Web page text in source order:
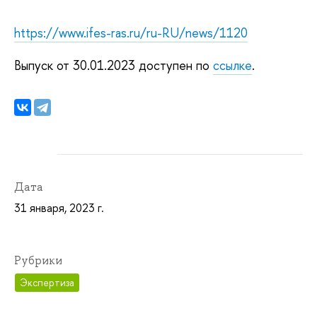
https://www.ifes-ras.ru/ru-RU/news/1120
Выпуск от 30.01.2023 доступен по ссылке.
Дата
31 января, 2023 г.
Рубрики
Экспертиза